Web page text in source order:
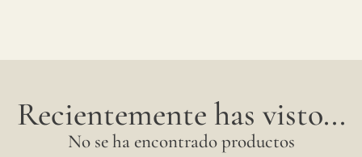
Recientemente has visto...
No se ha encontrado productos